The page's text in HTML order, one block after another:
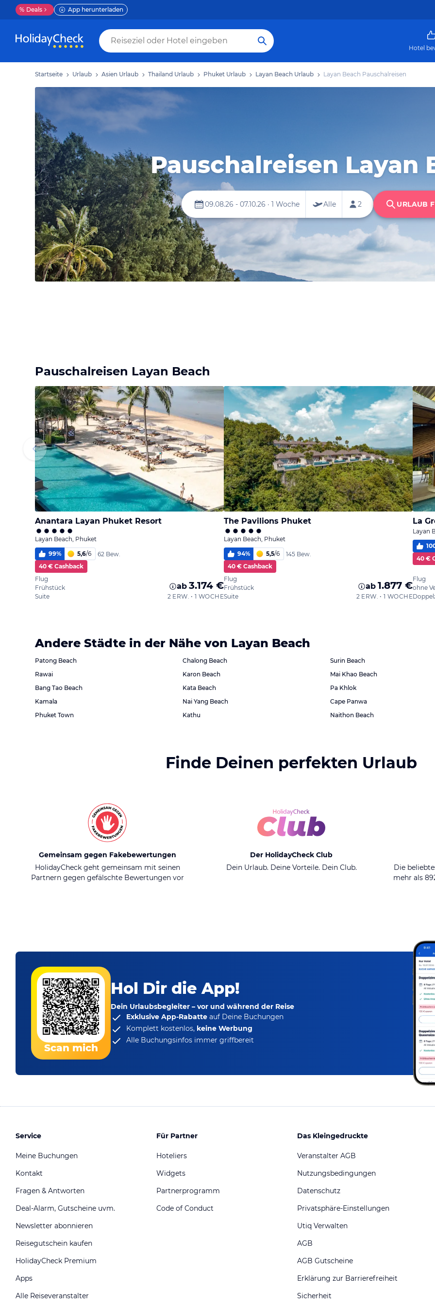
% Deals App herunterladen
Hotel
Startseite Urlaub Asien Urlaub Thailand Urlaub Phuket Urlaub Layan Beach Urlaub Layan Beach Pauschalreisen
Pauschalreisen Layan
Pauschalreisen Layan Beach
Anantara Layan Phuket Resort
Layan Beach, Phuket
99% 5,6/6
62 Bew.
40 € Cashback
Flug
Frühstück
Suite
ab 3.174 €
2 ERW. • 1 WOCHE
The Pavilions Phuket
Layan Beach, Phuket
94% 5,5/6
145 Bew.
40 € Cashback
Flug
Frühstück
Suite
ab 1.877 €
2 ERW. • 1 WOCHE
La
Layan
40 €
Flug
ohne
Andere Städte in der Nähe von Layan Beach
Patong Beach
Rawai
Bang Tao Beach
Kamala
Phuket Town
Chalong Beach
Karon Beach
Kata Beach
Nai Yang Beach
Kathu
Surin Beach
Mai Khao Beach
Pa Khlok
Cape Panwa
Naithon Beach
Finde Deinen perfekten Urlaub
Gemeinsam gegen Fakebewertungen
HolidayCheck geht gemeinsam mit seinen
Partnern gegen gefälschte Bewertungen vor
Der HolidayCheck Club
Dein Urlaub. Deine Vorteile. Dein Club.
Die
mehr als
Scan mich
Hol Dir die App!
Dein Urlaubsbegleiter – vor und während der Reise
Exklusive App-Rabatte auf Deine Buchungen
Komplett kostenlos, keine Werbung
Alle Buchungsinfos immer griffbereit
Service
Meine Buchungen
Kontakt
Fragen & Antworten
Deal-Alarm, Gutscheine uvm.
Newsletter abonnieren
Reisegutschein kaufen
HolidayCheck Premium
Apps
Alle Reiseveranstalter
Für Partner
Hoteliers
Widgets
Partnerprogramm
Code of Conduct
Das Kleingedruckte
Veranstalter AGB
Nutzungsbedingungen
Datenschutz
Privatsphäre-Einstellungen
Utiq Verwalten
AGB
AGB Gutscheine
Erklärung zur Barrierefreiheit
Sicherheit